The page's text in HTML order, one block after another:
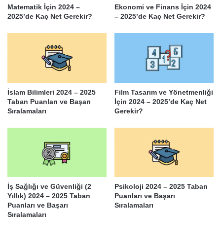
Matematik İçin 2024 –
2025’de Kaç Net Gerekir?
Ekonomi ve Finans İçin 2024
– 2025’de Kaç Net Gerekir?
İslam Bilimleri 2024 – 2025
Taban Puanları ve Başarı
Sıralamaları
Film Tasarım ve Yönetmenliği
İçin 2024 – 2025’de Kaç Net
Gerekir?
İş Sağlığı ve Güvenliği (2
Yıllık) 2024 – 2025 Taban
Puanları ve Başarı
Sıralamaları
Psikoloji 2024 – 2025 Taban
Puanları ve Başarı
Sıralamaları